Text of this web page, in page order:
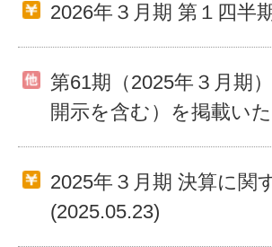
2026年３月期 第１四半
第61期（2025年３月期
開示を含む）を掲載い
2025年３月期 決算に関
(2025.05.23)